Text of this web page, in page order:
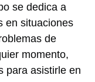
se dedica a
en situaciones
de
momento,
para asistirle en